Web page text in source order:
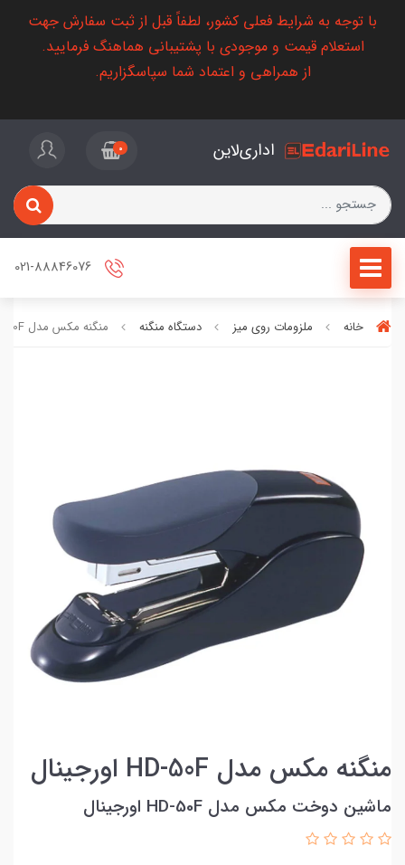
با توجه به شرایط فعلی کشور، لطفاً قبل از ثبت سفارش جهت
استعلام قیمت و موجودی با پشتیبانی هماهنگ فرمایید.
از همراهی و اعتماد شما سپاسگزاریم.
اداری‌لاین 0
خانه ملزومات روی میز دستگاه منگنه منگنه مکس مدل HD-50F اورجینال
منگنه مکس مدل HD-50F اورجینال
ماشین دوخت مکس مدل HD-50F اورجینال